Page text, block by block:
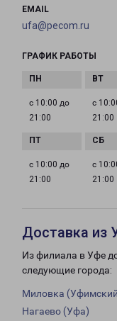
EMAIL
ufa@pecom.ru
ГРАФИК РАБОТЫ
с 10:00 до
21:00
с
21:00
с 10:00 до
21:00
с
21:00
Доставка из
Из филиала в Уфе
следующие города:
Миловка
Нагаево (Уфа)